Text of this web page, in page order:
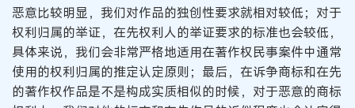
恶意比较明显，我们对作品的独创性要求就相对较低；对于
权利归属的举证，在先权利人的举证要求的标准也会较低，
具体来说，我们会非常严格地适用在著作权民事案件中通常
使用的权利归属的推定认定原则；最后，在诉争商标和在先
的著作权作品是不是构成实质相似的时候，对于恶意的商标